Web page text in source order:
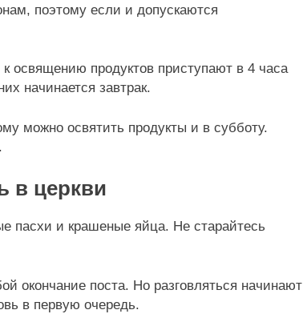
поэтому если и допускаются
освящению продуктов приступают в 4 часа
начинается завтрак.
можно освятить продукты и в субботу.
в церкви
пасхи и крашеные яйца. Не старайтесь
окончание поста. Но разговляться начинают
в первую очередь.